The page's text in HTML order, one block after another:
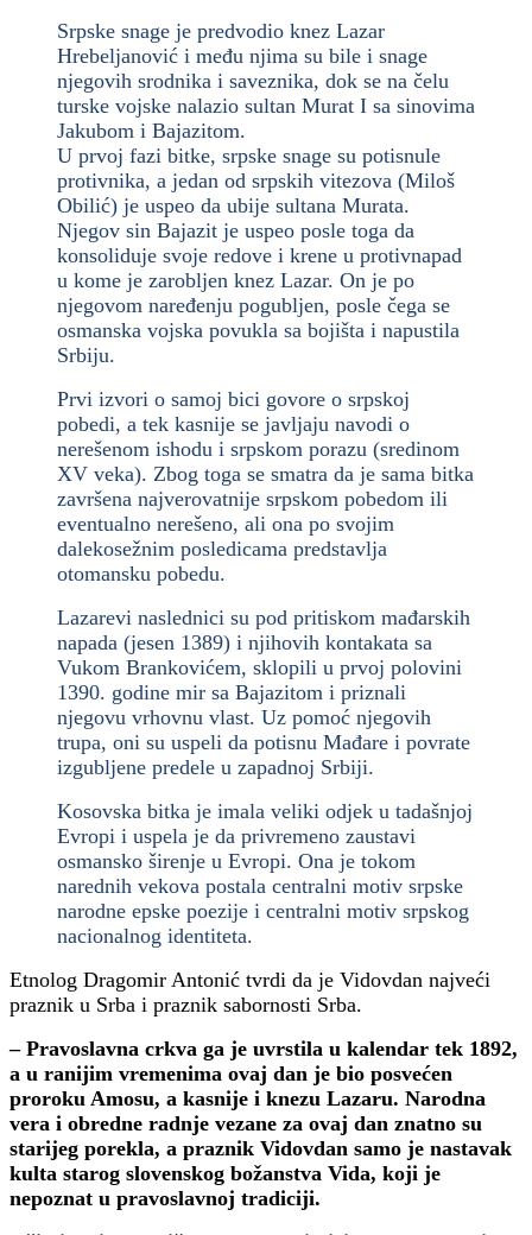
Srpske snage je predvodio knez Lazar
Hrebeljanović i među njima su bile i snage
njegovih srodnika i saveznika, dok se na čelu
turske vojske nalazio sultan Murat I sa sinovima
Jakubom i Bajazitom.
U prvoj fazi bitke, srpske snage su potisnule
protivnika, a jedan od srpskih vitezova (Miloš
Obilić) je uspeo da ubije sultana Murata.
Njegov sin Bajazit je uspeo posle toga da
konsoliduje svoje redove i krene u protivnapad
u kome je zarobljen knez Lazar. On je po
njegovom naređenju pogubljen, posle čega se
osmanska vojska povukla sa bojišta i napustila
Srbiju.
Prvi izvori o samoj bici govore o srpskoj
pobedi, a tek kasnije se javljaju navodi o
nerešenom ishodu i srpskom porazu (sredinom
XV veka). Zbog toga se smatra da je sama bitka
završena najverovatnije srpskom pobedom ili
eventualno nerešeno, ali ona po svojim
dalekosežnim posledicama predstavlja
otomansku pobedu.
Lazarevi naslednici su pod pritiskom mađarskih
napada (jesen 1389) i njihovih kontakata sa
Vukom Brankovićem, sklopili u prvoj polovini
1390. godine mir sa Bajazitom i priznali
njegovu vrhovnu vlast. Uz pomoć njegovih
trupa, oni su uspeli da potisnu Mađare i povrate
izgubljene predele u zapadnoj Srbiji.
Kosovska bitka je imala veliki odjek u tadašnjoj
Evropi i uspela je da privremeno zaustavi
osmansko širenje u Evropi. Ona je tokom
narednih vekova postala centralni motiv srpske
narodne epske poezije i centralni motiv srpskog
nacionalnog identiteta.
Etnolog Dragomir Antonić tvrdi da je Vidovdan najveći
praznik u Srba i praznik sabornosti Srba.
– Pravoslavna crkva ga je uvrstila u kalendar tek 1892,
a u ranijim vremenima ovaj dan je bio posvećen
proroku Amosu, a kasnije i knezu Lazaru. Narodna
vera i obredne radnje vezane za ovaj dan znatno su
starijeg porekla, a praznik Vidovdan samo je nastavak
kulta starog slovenskog božanstva Vida, koji je
nepoznat u pravoslavnoj tradiciji.